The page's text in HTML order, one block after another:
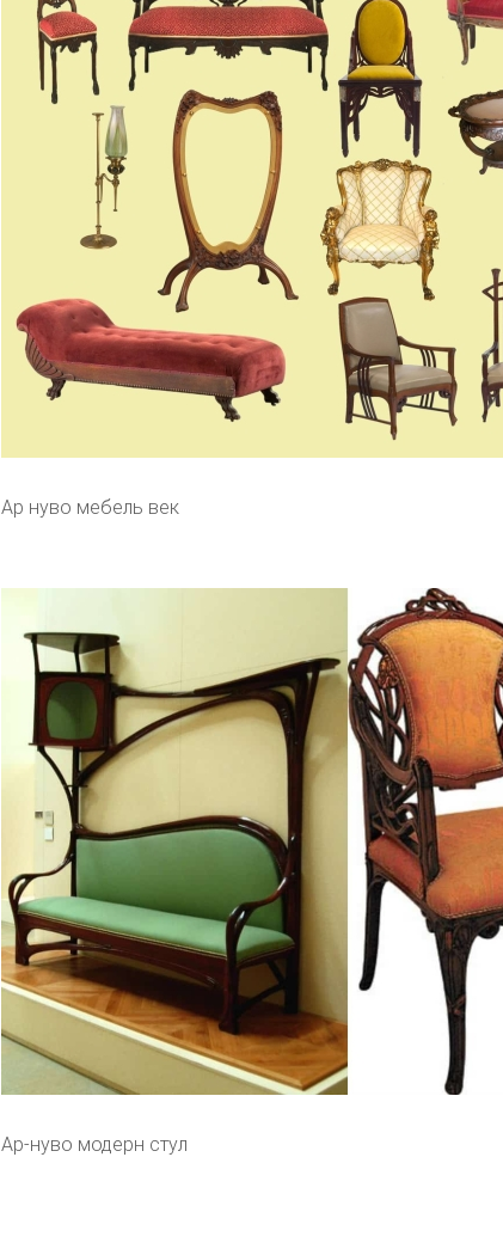
Ар нуво мебель век
Ар-нуво модерн стул